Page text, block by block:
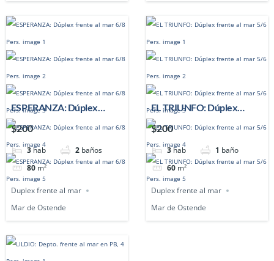
ESPERANZA: Dúplex
frente al mar 6/8 Pers.
$200
3hab 2 baños
80 m²
Duplex frente al mar
Mar de Ostende
EL TRIUNFO: Dúplex
frente al mar 5/6 Pers.
$200
3hab 1 baño
60 m²
Duplex frente al mar
Mar de Ostende